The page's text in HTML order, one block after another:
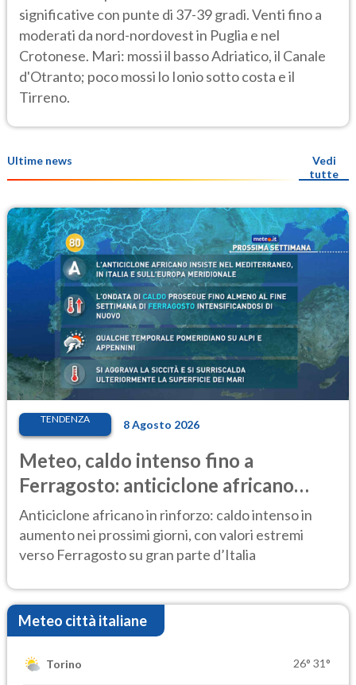
significative con punte di 37-39 gradi. Venti fino a
moderati da nord-nordovest in Puglia e nel
Crotonese. Mari: mossi il basso Adriatico, il Canale
d'Otranto; poco mossi lo Ionio sotto costa e il
Tirreno.
Ultime news
Vedi
tutte
TENDENZA 8 Agosto 2026
Meteo, caldo intenso fino a
Ferragosto: anticiclone africano
ancora protagonista
Anticiclone africano in rinforzo: caldo intenso in
aumento nei prossimi giorni, con valori estremi
verso Ferragosto su gran parte d’Italia
Meteo città italiane
Torino 26° 31°